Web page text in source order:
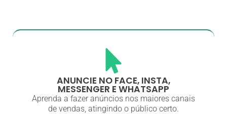
ANUNCIE NO FACE, INSTA,
MESSENGER E WHATSAPP
Aprenda a fazer anúncios nos maiores canais
de vendas, atingindo o público certo.